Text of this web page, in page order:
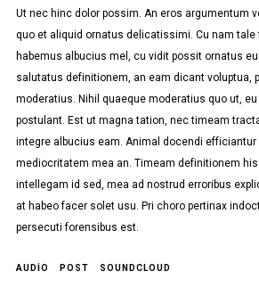
Ut nec hinc dolor possim. An eros argumentum
quo et aliquid ornatus delicatissimi. Cu nam tale
habemus albucius mel, cu vidit possit ornatus
salutatus definitionem, an eam dicant voluptua,
moderatius. Nihil quaeque moderatius quo ut,
postulant. Est ut magna tation, nec timeam
integre albucius eam. Animal docendi
mediocritatem mea an. Timeam definitionem
intellegam id sed, mea ad nostrud erroribus
at habeo facer solet usu. Pri choro pertinax
persecuti forensibus est.
AUDIO POST SOUNDCLOUD